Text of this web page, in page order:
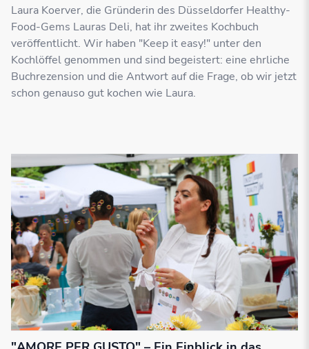
Laura Koerver, die Gründerin des Düsseldorfer Healthy-
Food-Gems Lauras Deli, hat ihr zweites Kochbuch
veröffentlicht. Wir haben "Keep it easy!" unter den
Kochlöffel genommen und sind begeistert: eine ehrliche
Buchrezension und die Antwort auf die Frage, ob wir jetzt
schon genauso gut kochen wie Laura.